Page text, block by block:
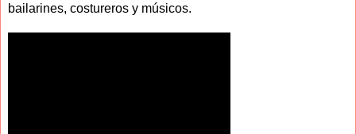
bailarines, costureros y músicos.